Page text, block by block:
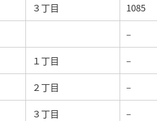
３丁目 1085
–
１丁目 –
２丁目 –
３丁目 –